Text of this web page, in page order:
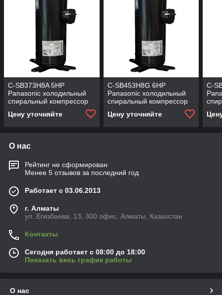
C-SB373H8A 5HP
Panasonic холодильный
спиральный компрессор
Цену уточняйте
C-SB453H8G 6HP
Panasonic холодильный
спиральный компрессор
Цену уточняйте
C-
О нас
Рейтинг не сформирован
Менее 5 отзывов за последний год
Работает с 03.06.2013
г. Алматы
ул. Егизбаева, 13, 300 офис, Алматы, Казахстан
Контакты
Сегодня работает с 08:00 до 18:00
Показать весь график работы
О нас